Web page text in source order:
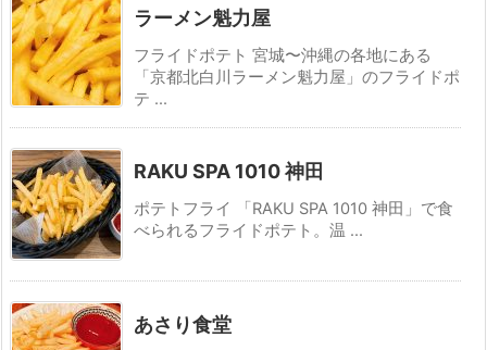
ラーメン魁力屋
フライドポテト 宮城〜沖縄の各地にある
「京都北白川ラーメン魁力屋」のフライドポ
テ ...
RAKU SPA 1010 神田
ポテトフライ 「RAKU SPA 1010 神田」で食
べられるフライドポテト。温 ...
あさり食堂